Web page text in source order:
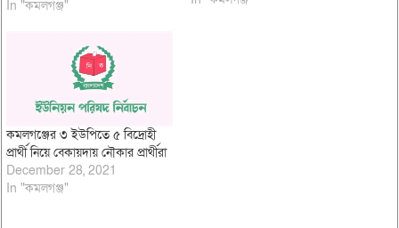
In "কমলগঞ্জ"
কমলগঞ্জের ৩ ইউপিতে ৫ বিদ্রোহী
প্রার্থী নিয়ে বেকায়দায় নৌকার প্রার্থীরা
December 28, 2021
In "কমলগঞ্জ"